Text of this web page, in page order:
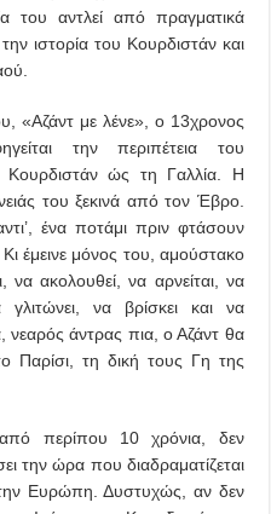
του αντλεί από πραγματικά
ιστορία του Κουρδιστάν και
«Αζάντ με λένε», ο 13χρονος
την περιπέτεια του
Κουρδιστάν ώς τη Γαλλία. Η
του ξεκινά από τον Έβρο.
ένα ποτάμι πριν φτάσουν
έμεινε μόνος του, αμούστακο
να ακολουθεί, να αρνείται, να
γλιτώνει, να βρίσκει και να
άντρας πια, ο Αζάντ θα
Παρίσι, τη δική τους Γη της
περίπου 10 χρόνια, δεν
την ώρα που διαδραματίζεται
Ευρώπη. Δυστυχώς, αν δεν